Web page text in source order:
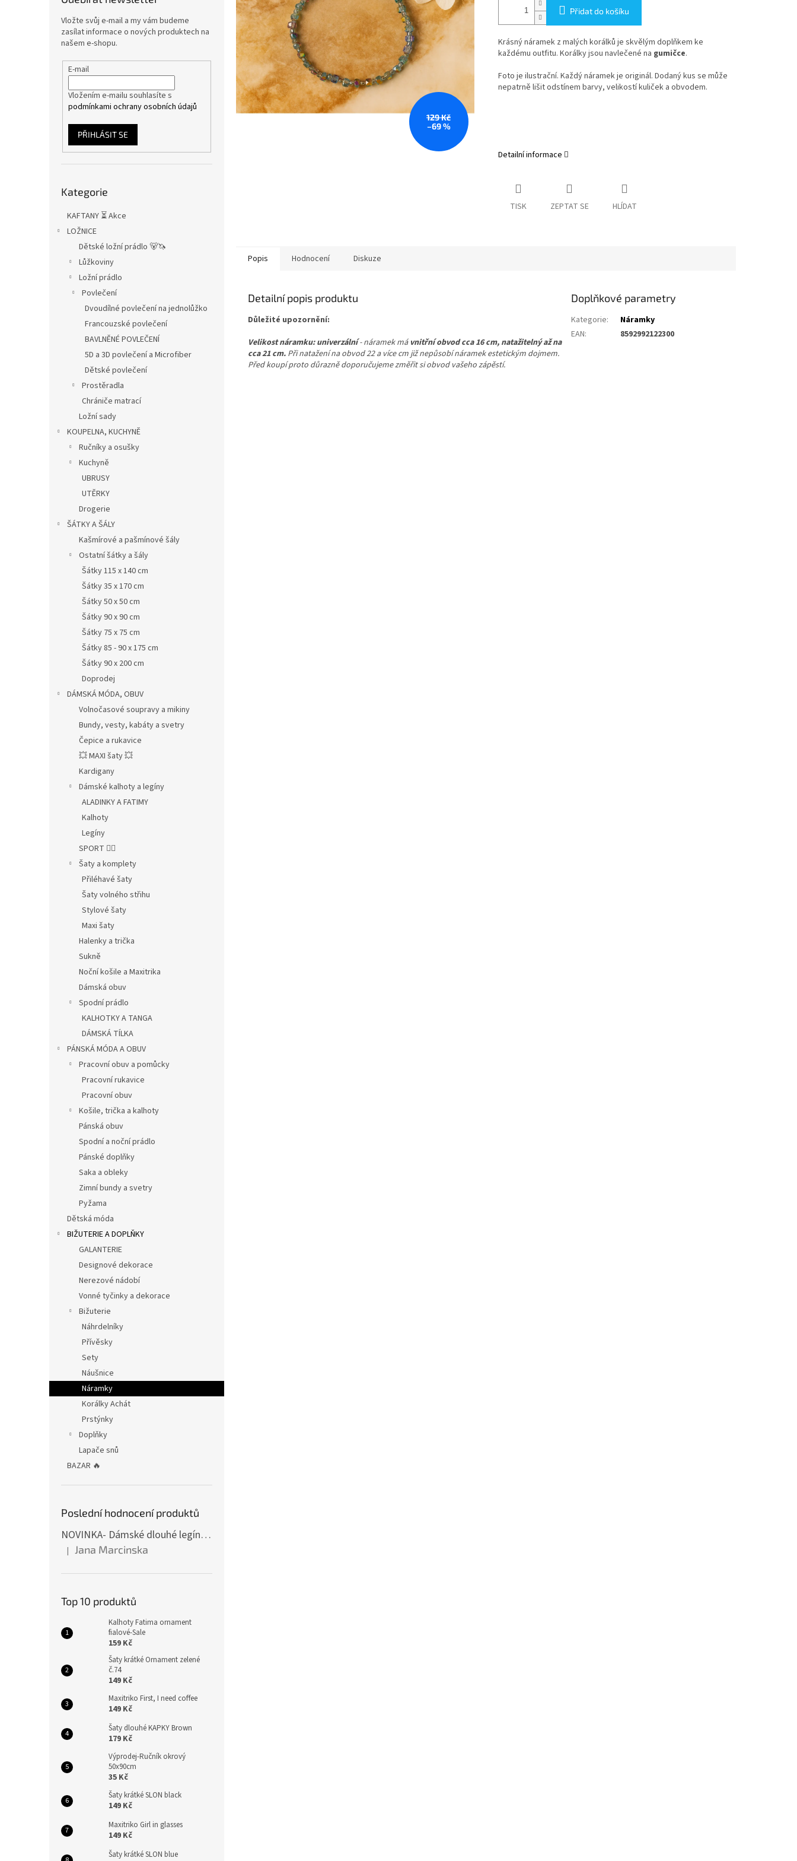
Vložte svůj e-mail a my vám budeme
zasílat informace o nových produktech na
našem e-shopu.
E-mail
Vložením e-mailu souhlasíte s
podmínkami ochrany osobních údajů
PŘIHLÁSIT SE
kategorie
Kategorie
KAFTANY ⏳ Akce
LOŽNICE
Dětské ložní prádlo 🐻🦄
Lůžkoviny
Ložní prádlo
Povlečení
Dvoudílné povlečení na jednolůžko
Francouzské povlečení
BAVLNĚNÉ POVLEČENÍ
5D a 3D povlečení a Microfiber
Dětské povlečení
Prostěradla
Chrániče matrací
Ložní sady
KOUPELNA, KUCHYNĚ
Ručníky a osušky
Kuchyně
UBRUSY
UTĚRKY
Drogerie
ŠÁTKY A ŠÁLY
Kašmírové a pašmínové šály
Ostatní šátky a šály
Šátky 115 x 140 cm
Šátky 35 x 170 cm
Šátky 50 x 50 cm
Šátky 90 x 90 cm
Šátky 75 x 75 cm
Šátky 85 - 90 x 175 cm
Šátky 90 x 200 cm
Doprodej
DÁMSKÁ MÓDA, OBUV
Volnočasové soupravy a mikiny
Bundy, vesty, kabáty a svetry
Čepice a rukavice
💥 MAXI šaty 💥
Kardigany
Dámské kalhoty a legíny
ALADINKY A FATIMY
Kalhoty
Legíny
SPORT 🤸‍♂️
Šaty a komplety
Přiléhavé šaty
Šaty volného střihu
Stylové šaty
Maxi šaty
Halenky a trička
Sukně
Noční košile a Maxitrika
Dámská obuv
Spodní prádlo
KALHOTKY A TANGA
DÁMSKÁ TÍLKA
PÁNSKÁ MÓDA A OBUV
Pracovní obuv a pomůcky
Pracovní rukavice
Pracovní obuv
Košile, trička a kalhoty
Pánská obuv
Spodní a noční prádlo
Pánské doplňky
Saka a obleky
Zimní bundy a svetry
Pyžama
Dětská móda
BIŽUTERIE A DOPLŇKY
GALANTERIE
Designové dekorace
Nerezové nádobí
Vonné tyčinky a dekorace
Bižuterie
Náhrdelníky
Přívěsky
Sety
Náušnice
Náramky
Korálky Achát
Prstýnky
Doplňky
Lapače snů
BAZAR 🔥
Poslední hodnocení produktů
NOVINKA- Dámské dlouhé legíny s tulipány
Hodnocení produktu je 5 z 5 hvězdiček.
| Jana Marcinska
Top 10 produktů
Kalhoty Fatima ornament
fialové-Sale
159 Kč
Šaty krátké Ornament zelené
č.74
149 Kč
Maxitriko First, I need coffee
149 Kč
Šaty dlouhé KAPKY Brown
179 Kč
Výprodej-Ručník okrový
50x90cm
35 Kč
Šaty krátké SLON black
149 Kč
Maxitriko Girl in glasses
149 Kč
Šaty krátké SLON blue
129 Kč
–69 %
Přidat do košíku
Krásný náramek z malých korálků je skvělým doplňkem ke
každému outfitu. Korálky jsou navlečené na gumičce.
Foto je ilustrační. Každý náramek je originál. Dodaný kus se může
nepatrně lišit odstínem barvy, velikostí kuliček a obvodem.
Detailní informace
TISK ZEPTAT SE HLÍDAT
Popis Hodnocení Diskuze
Detailní popis produktu
Důležité upozornění:
Velikost náramku: univerzální- náramek mávnitřní obvod cca 16 cm, natažitelný až na
cca 21 cm. Při natažení na obvod 22 a více cm již nepůsobí náramek estetickým dojmem.
Před koupí proto důrazně doporučujeme změřit si obvod vašeho zápěstí.
Doplňkové parametry
Kategorie:
Náramky
EAN: 8592992122300